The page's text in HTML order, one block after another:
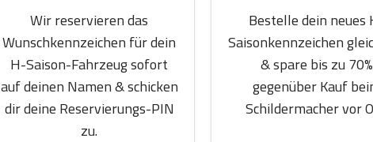
Wir reservieren das
Wunschkennzeichen für dein
H-Saison-Fahrzeug sofort
auf deinen Namen & schicken
dir deine Reservierungs-PIN
zu.
Bestelle dein neues
Saisonkennzeichen
& spare bis zu 70%
gegenüber Kauf
Schildermacher vor